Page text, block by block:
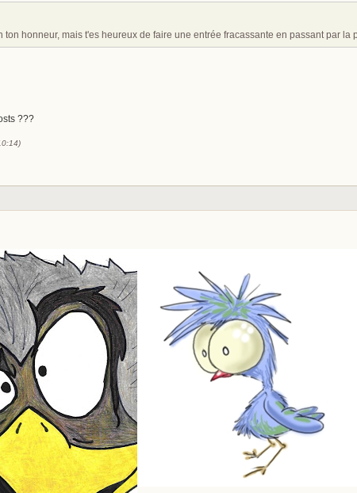
ton honneur, mais t'es heureux de faire une entrée fracassante en passant par
???